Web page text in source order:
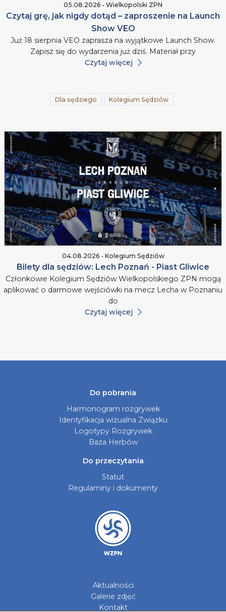
05.08.2026 • Wielkopolski ZPN
Czytaj grę, jak nigdy dotąd – zaproszenie na Launch
Show VEO
Już 18 sierpnia VEO zaprasza na wyjątkowe Launch Show.
Zapisz się do wydarzenia już dziś. Materiał przy
Czytaj więcej
Dla sędziego Kolegium Sędziów
04.08.2026 • Kolegium Sędziów
Bilety dla sędziów: Lech Poznań - Piast Gliwice
Członkowie Kolegium Sędziów Wielkopolskiego ZPN mogą
aplikować o darmowe wejściówki na mecz Lecha w Poznaniu
do
Czytaj więcej
Do pobrania
Harmonogram rozgrywek
Identyfikacja wizualna Związku
Logotypy Rozgrywek
Baza Herbów
Do przeczytania
Statut
Regulaminy i dokumenty
Aktualności
Galerie zdjęć
Kontakt